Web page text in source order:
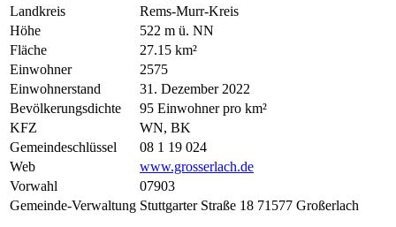
Landkreis
Rems-Murr-Kreis
Höhe
522 m ü. NN
Fläche
27.15 km²
Einwohner
2575
Einwohnerstand
31. Dezember 2022
Bevölkerungsdichte
95 Einwohner pro km²
KFZ
WN, BK
Gemeindeschlüssel
08 1 19 024
Web
www.grosserlach.de
Vorwahl
07903
Gemeinde-Verwaltung Stuttgarter Straße 18 71577 Großerlach